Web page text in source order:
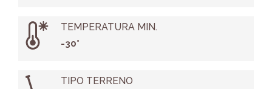
TEMPERATURA MIN.
-30°
TIPO TERRENO